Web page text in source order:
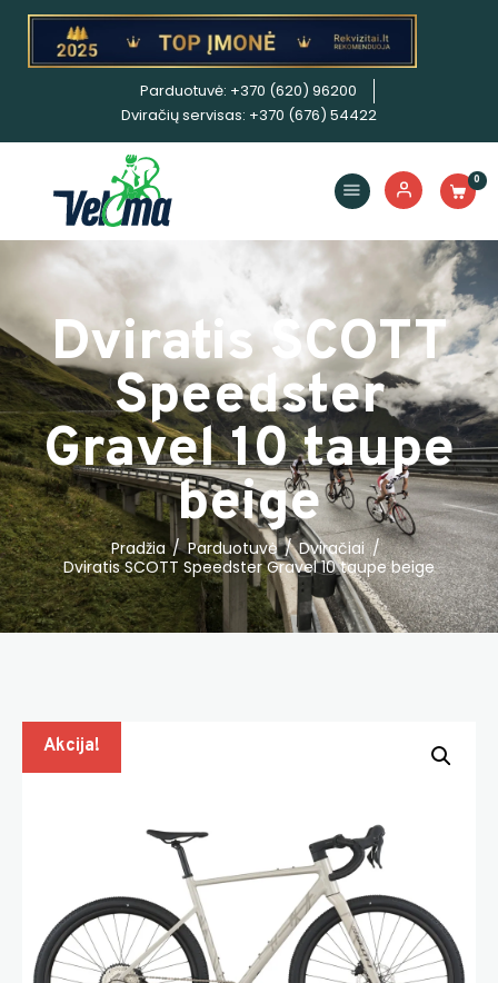
Parduotuvė: +370 (620) 96200
Dviračių servisas: +370 (676) 54422
0
Dviratis SCOTT
Speedster
Gravel 10 taupe
beige
Pradžia Parduotuvė
Dviračiai
Dviratis SCOTT Speedster Gravel 10 taupe beige
Dviračiai
Priedai
Servisas
Išpardavimas!
Nuoma
E. piniginė
Akcija!